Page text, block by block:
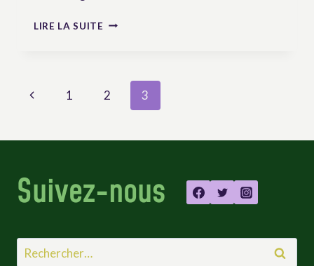
LIRE LA SUITE LES
LUTTENT
POUR
Page
Previous
1 2 3
Suivez-nous
Rechercher :